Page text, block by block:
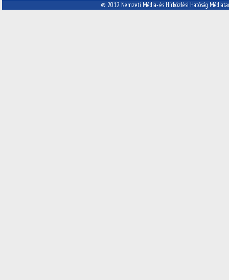
A Nemzeti Média- és Hírközlési
Cím:
© 2012 Nemzeti Média- és Hírközlési Hatóság